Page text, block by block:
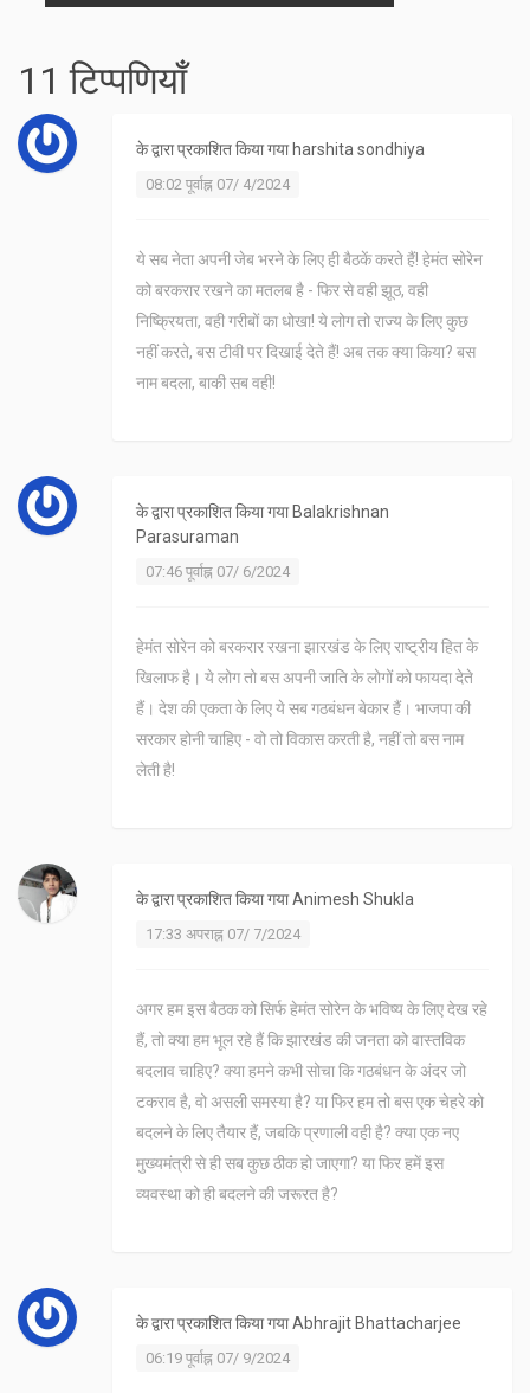
11 टिप्पणियाँ
के द्वारा प्रकाशित किया गया harshita sondhiya
08:02 पूर्वाह्न 07/ 4/2024
ये सब नेता अपनी जेब भरने के लिए ही बैठकें करते हैं! हेमंत सोरेन
को बरकरार रखने का मतलब है - फिर से वही झूठ, वही
निष्क्रियता, वही गरीबों का धोखा! ये लोग तो राज्य के लिए कुछ
नहीं करते, बस टीवी पर दिखाई देते हैं! अब तक क्या किया? बस
नाम बदला, बाकी सब वही!
के द्वारा प्रकाशित किया गया Balakrishnan
Parasuraman
07:46 पूर्वाह्न 07/ 6/2024
हेमंत सोरेन को बरकरार रखना झारखंड के लिए राष्ट्रीय हित के
खिलाफ है। ये लोग तो बस अपनी जाति के लोगों को फायदा देते
हैं। देश की एकता के लिए ये सब गठबंधन बेकार हैं। भाजपा की
सरकार होनी चाहिए - वो तो विकास करती है, नहीं तो बस नाम
लेती है!
के द्वारा प्रकाशित किया गयाAnimesh Shukla
17:33 अपराह्न 07/ 7/2024
अगर हम इस बैठक को सिर्फ हेमंत सोरेन के भविष्य के लिए देख रहे
हैं, तो क्या हम भूल रहे हैं कि झारखंड की जनता को वास्तविक
बदलाव चाहिए? क्या हमने कभी सोचा कि गठबंधन के अंदर जो
टकराव है, वो असली समस्या है? या फिर हम तो बस एक चेहरे को
बदलने के लिए तैयार हैं, जबकि प्रणाली वही है? क्या एक नए
मुख्यमंत्री से ही सब कुछ ठीक हो जाएगा? या फिर हमें इस
व्यवस्था को ही बदलने की जरूरत है?
के द्वारा प्रकाशित किया गयाAbhrajit Bhattacharjee
06:19 पूर्वाह्न 07/ 9/2024